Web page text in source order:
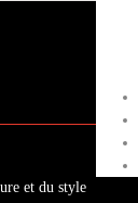
et du style